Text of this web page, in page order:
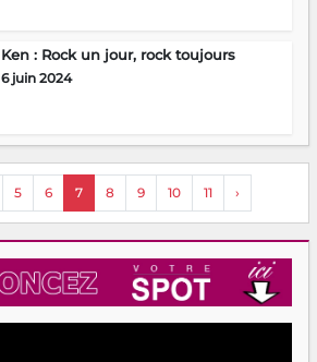
Ken : Rock un jour, rock toujours
6 juin 2024
5 6 7 8 9 10 11 ›